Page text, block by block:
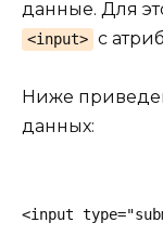
данные. Для
<input> с
Ниже
данных: